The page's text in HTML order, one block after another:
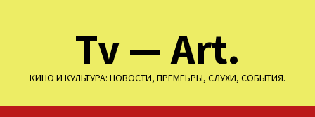
Tv — Art.
КИНО И КУЛЬТУРА: НОВОСТИ, ПРЕМЕЬРЫ, СЛУХИ, СОБЫТИЯ.